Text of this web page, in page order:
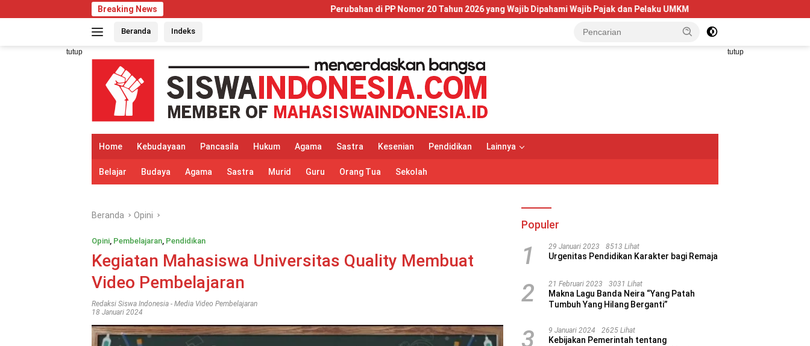
ke
Breaking News Perubahan di PP Nomor 20 Tahun 2026 yang Wajib Dipahami Wajib Pajak dan Pelaku UMKM Telkom University Dorong Kolaborasi AI dan
Beranda Indeks
tutup tutup
Home Kebudayaan Pancasila Hukum Agama Sastra Kesenian Pendidikan Lainnya
Belajar Budaya Agama Sastra Murid Guru Orang Tua Sekolah
Beranda Opini
Opini, Pembelajaran, Pendidikan
Kegiatan Mahasiswa Universitas Quality Membuat
Video Pembelajaran
Redaksi Siswa Indonesia - Media Video Pembelajaran
18 Januari 2024
Populer
1 29 Januari 2023 8513 Lihat
Urgenitas Pendidikan Karakter bagi Remaja
2 21 Februari 2023 3031 Lihat
Makna Lagu Banda Neira “Yang Patah
Tumbuh Yang Hilang Berganti”
3 9 Januari 2024 2625 Lihat
Kebijakan Pemerintah tentang